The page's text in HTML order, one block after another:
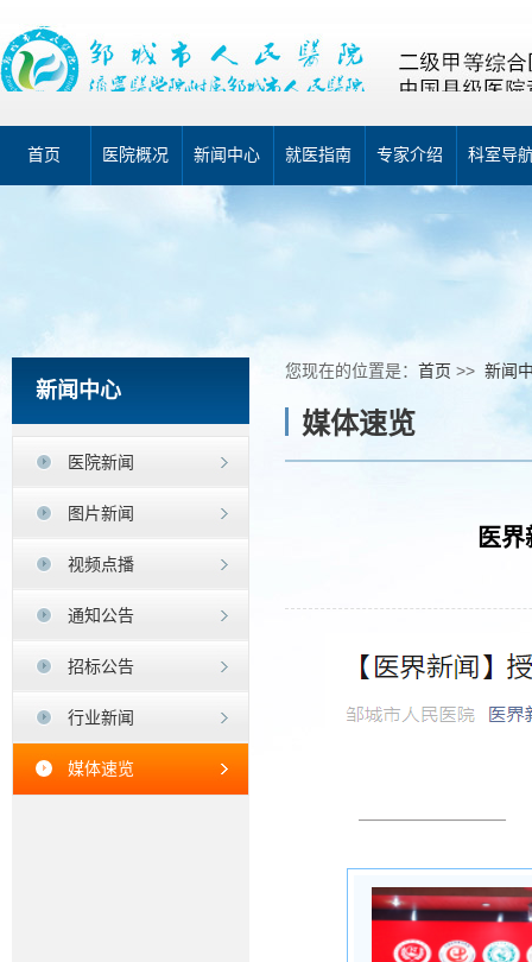
首页 医院概况 新闻中心 就医指南 专家介绍 科室导
新闻中心
医院新闻
图片新闻
视频点播
通知公告
招标公告
行业新闻
媒体速览
您现在的位置是： 首页 >> 新闻
媒体速览
医